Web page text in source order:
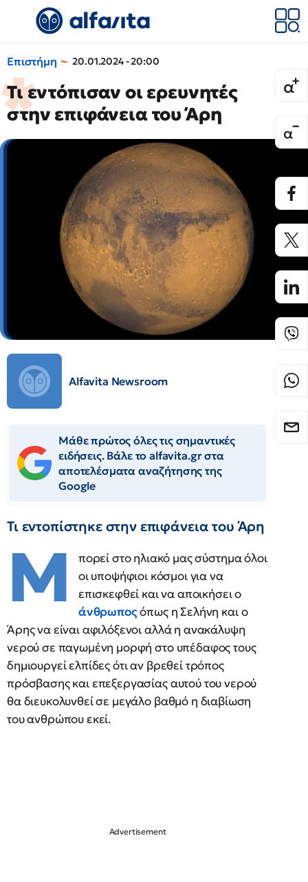
Επιστήμη 20.01.2024 - 20:00
Τι εντόπισαν οι ερευνητές
στην επιφάνεια του Άρη
Alfavita Newsroom
Μάθε πρώτος όλες τις σημαντικές
ειδήσεις. Βάλε το alfavita.gr στα
αποτελέσματα αναζήτησης της
Google
Τι εντοπίστηκε στην επιφάνεια του Άρη
Μ
πορεί στο ηλιακό μας σύστημα όλοι
οι υποψήφιοι κόσμοι για να
επισκεφθεί και να αποικήσει ο
άνθρωποςόπως η Σελήνη και ο
Άρης να είναι αφιλόξενοι αλλά η ανακάλυψη
νερού σε παγωμένη μορφή στο υπέδαφος τους
δημιουργεί ελπίδες ότι αν βρεθεί τρόπος
πρόσβασης και επεξεργασίας αυτού του νερού
θα διευκολυνθεί σε μεγάλο βαθμό η διαβίωση
του ανθρώπου εκεί.